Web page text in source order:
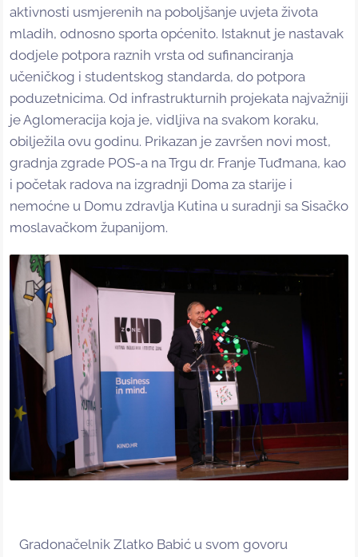
aktivnosti usmjerenih na poboljšanje uvjeta života
mladih, odnosno sporta općenito. Istaknut je nastavak
dodjele potpora raznih vrsta od sufinanciranja
učeničkog i studentskog standarda, do potpora
poduzetnicima. Od infrastrukturnih projekata najvažniji
je Aglomeracija koja je, vidljiva na svakom koraku,
obilježila ovu godinu. Prikazan je završen novi most,
gradnja zgrade POS-a na Trgu dr. Franje Tuđmana, kao
i početak radova na izgradnji Doma za starije i
nemoćne u Domu zdravlja Kutina u suradnji sa Sisačko
moslavačkom županijom.
Gradonačelnik Zlatko Babić u svom govoru